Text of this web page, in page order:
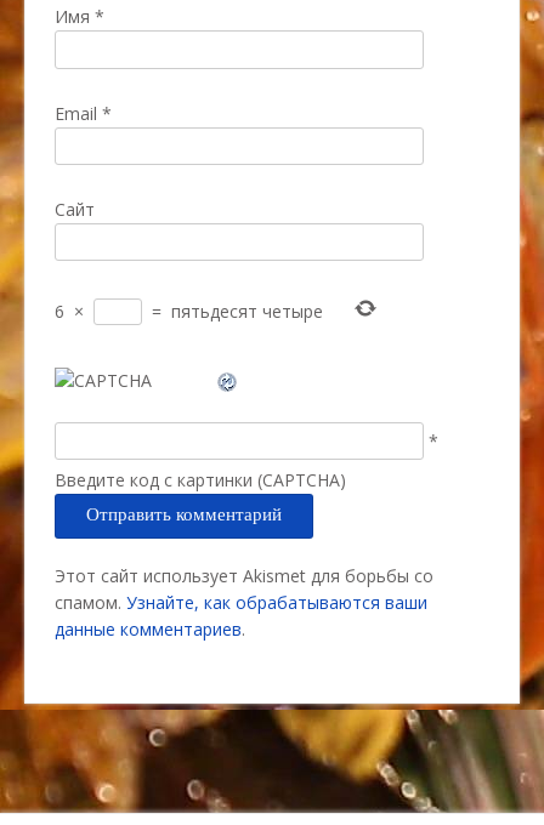
Имя *
Email *
Сайт
6 × = пятьдесят четыре
Введите код с картинки (CAPTCHA)
*
Этот сайт использует Akismet для борьбы со
спамом. Узнайте, как обрабатываются ваши
данные комментариев.